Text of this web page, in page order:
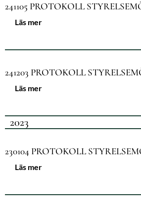
241105 PROTOKOLL
Läs mer
241203 PROTOKOLL
Läs mer
2023
230104 PROTOKOLL
Läs mer